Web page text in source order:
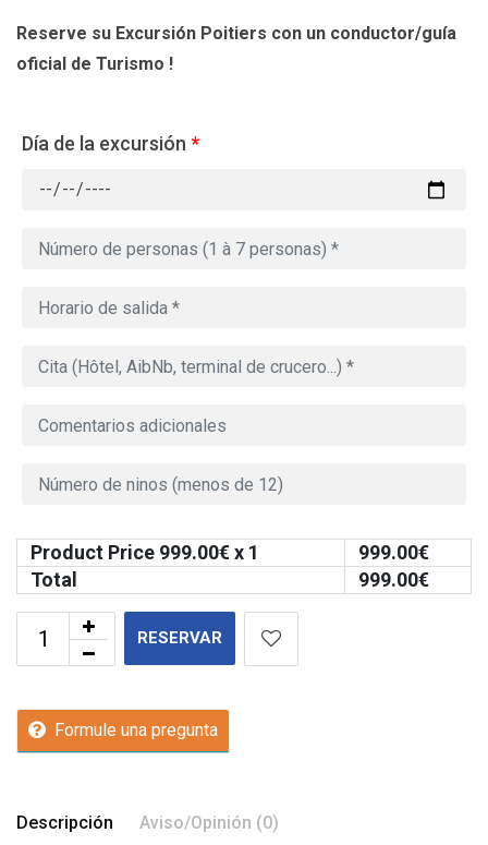
Reserve su Excursión Poitiers con un conductor/guía
oficial de Turismo !
Día de la excursión *
Product Price 999.00€ x 1 999.00€
Total
999.00€
RESERVAR
Formule una pregunta
Descripción Aviso/Opinión (0)